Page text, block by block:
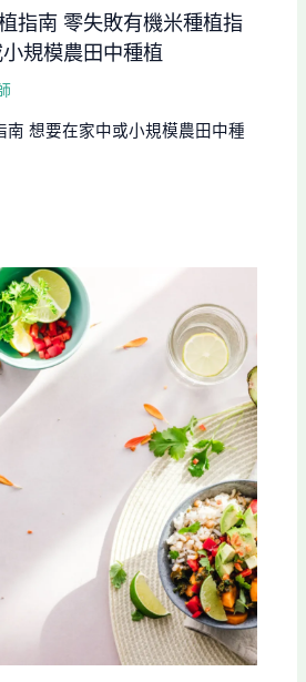
指南 零失敗有機米種植指
規模農田中種植
南 想要在家中或小規模農田中種